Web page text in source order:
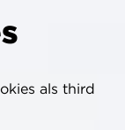
als third